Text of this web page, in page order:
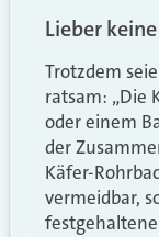
Lieber
Trotzdem
ratsam: „Die
oder einem
der
Käfer-
vermeidbar,